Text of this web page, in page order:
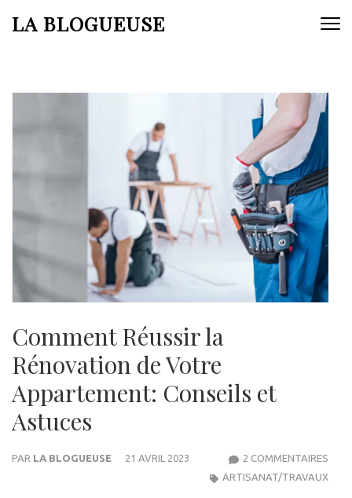
auLA BLOGUEUSE
Comment Réussir la
Rénovation de Votre
Appartement: Conseils et
Astuces
PAR LA BLOGUEUSE 21 AVRIL 2023 2 COMMENTAIRES
ARTISANAT/TRAVAUX